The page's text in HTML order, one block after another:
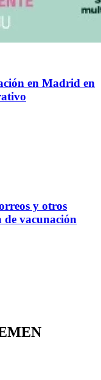
en Madrid en
y otros
de vacunación